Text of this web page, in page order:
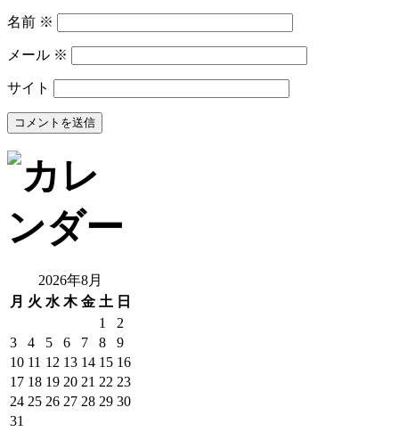
名前 ※
メール ※
サイト
2026年8月
月 火 水 木 金 土 日
1
2
3
4 5 6 7 8
9
10 11 12 13 14 15 16
17 18 19 20 21 22 23
24 25 26 27 28 29 30
31